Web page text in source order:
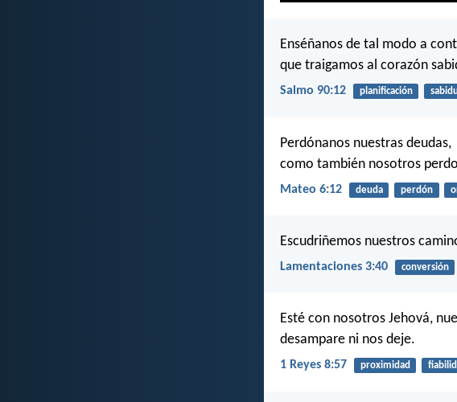
Enséñanos de tal modo a
que traigamos al corazón
Salmo 90:12 planificación
Perdónanos nuestras deudas,
como también nosotros
Mateo 6:12 deuda perdón
Escudriñemos nuestros
Lamentaciones 3:40 conversión
Esté con nosotros Jehová,
desampare ni nos deje.
1 Reyes 8:57 proximidad